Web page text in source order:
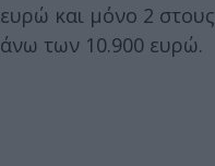
ευρώ και μόνο 2
άνω των 10.900 ευρώ.